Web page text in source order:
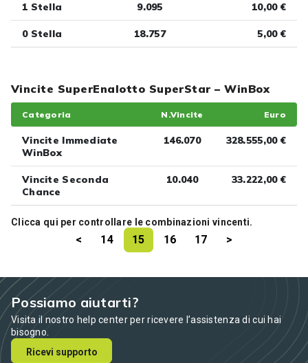
Vincite SuperEnalotto SuperStar – WinBox
Categoria N.Vincite Euro
Vincite Immediate
WinBox
146.070 328.555,00 €
Vincite Seconda
Chance
10.040 33.222,00 €
Clicca qui per controllare le combinazioni vincenti.
1 Stella 9.095 10,00 €
0 Stella 18.757 5,00 €
< 14 15 16 17 >
Possiamo aiutarti?
Visita il nostro help center per ricevere l’assistenza di cui hai
bisogno.
Ricevi supporto